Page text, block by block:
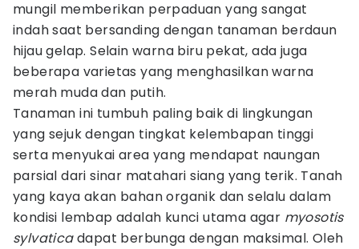
mungil memberikan perpaduan yang sangat
indah saat bersanding dengan tanaman berdaun
hijau gelap. Selain warna biru pekat, ada juga
beberapa varietas yang menghasilkan warna
merah muda dan putih.
Tanaman ini tumbuh paling baik di lingkungan
yang sejuk dengan tingkat kelembapan tinggi
serta menyukai area yang mendapat naungan
parsial dari sinar matahari siang yang terik. Tanah
yang kaya akan bahan organik dan selalu dalam
kondisi lembap adalah kunci utama agar myosotis
sylvaticadapat berbunga dengan maksimal. Oleh